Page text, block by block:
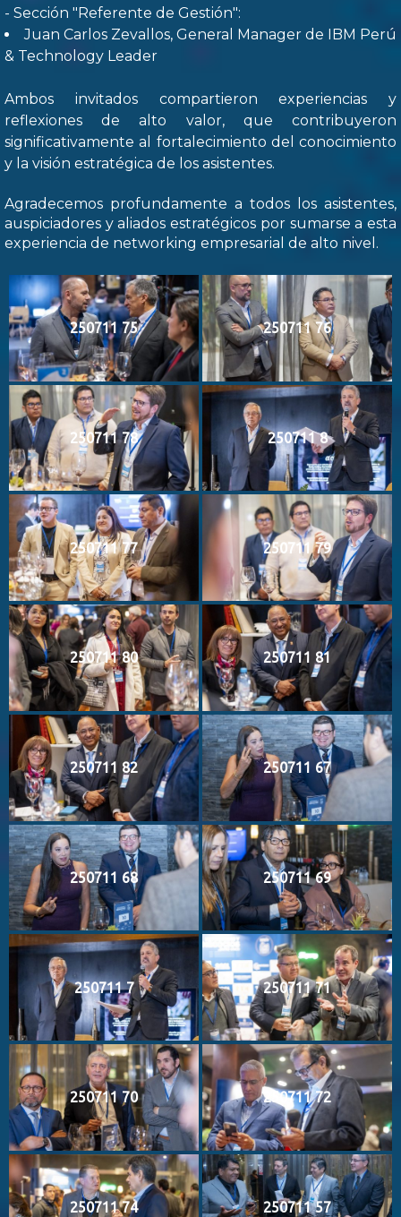
- Sección "Referente de Gestión":
Juan Carlos Zevallos, General Manager de IBM Perú
& Technology Leader
Ambos invitados compartieron experiencias y
reflexiones de alto valor, que contribuyeron
significativamente al fortalecimiento del conocimiento
y la visión estratégica de los asistentes.
Agradecemos profundamente a todos los asistentes,
auspiciadores y aliados estratégicos por sumarse a esta
experiencia de networking empresarial de alto nivel.
250711 75 250711 76
250711 78 250711 8
250711 77 250711 79
250711 80 250711 81
250711 82 250711 67
250711 68 250711 69
250711 7 250711 71
250711 70 250711 72
250711 74 250711 57